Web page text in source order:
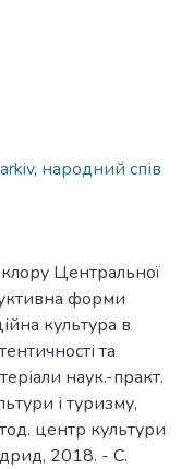
, народний спів
Центральної
форми
культура в
та
наук.-практ.
і туризму,
центр культури
2018. - C.